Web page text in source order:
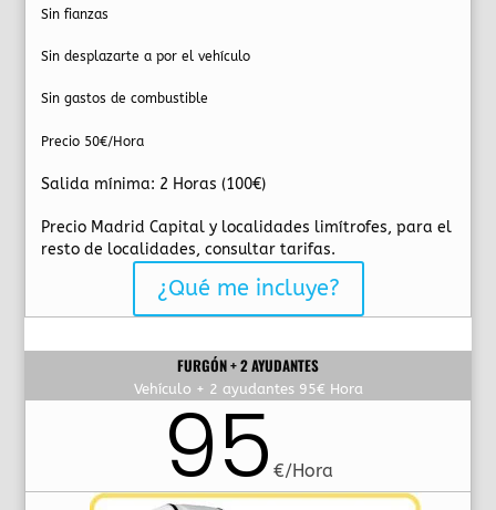
Sin fianzas
Sin desplazarte a por el vehículo
Sin gastos de combustible​
Precio 50€/Hora
Salida mínima: 2 Horas (100€)
Precio Madrid Capital y localidades limítrofes, para el
resto de localidades, consultar tarifas.
¿Qué me incluye?
FURGÓN + 2 AYUDANTES
Vehículo + 2 ayudantes 95€ Hora
95 €/Hora